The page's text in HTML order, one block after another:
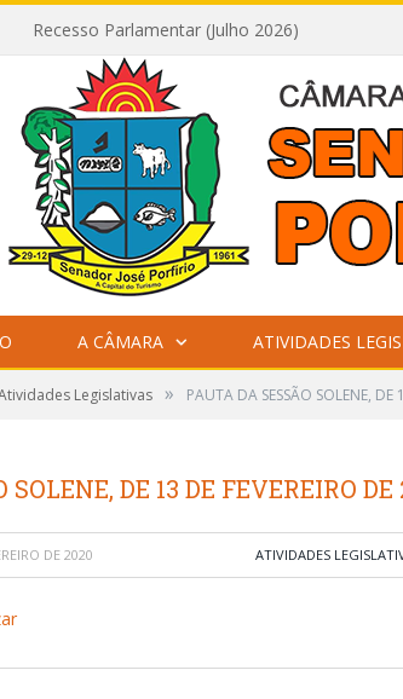
Recesso Parlamentar (Julho 2026)
A CÂMARA ATIVIDADES
Legislativas » PAUTA DA SESSÃO SOLENE, DE
DE 13 DE FEVEREIRO DE
DE 2020 ATIVIDADES